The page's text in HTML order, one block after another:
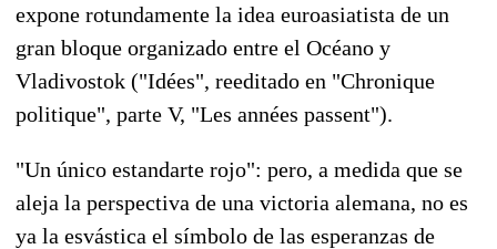
expone rotundamente la idea euroasiatista de un
gran bloque organizado entre el Océano y
Vladivostok ("Idées", reeditado en "Chronique
politique", parte V, "Les années passent").
"Un único estandarte rojo": pero, a medida que se
aleja la perspectiva de una victoria alemana, no es
ya la esvástica el símbolo de las esperanzas de